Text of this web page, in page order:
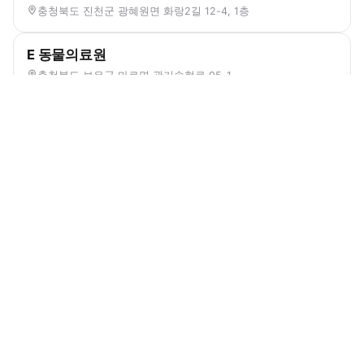
충청북도 진천군 광혜원면 화랑2길 12-4, 1층
E 동물의료원
충청북도 보은군 마로면 관기송현로 95-1